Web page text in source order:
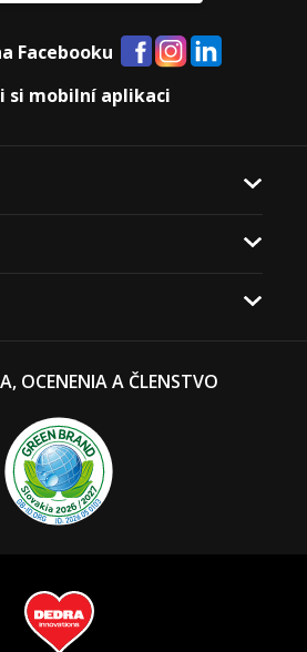
Facebooku
si mobilní aplikaci
OCENENIA A ČLENSTVO